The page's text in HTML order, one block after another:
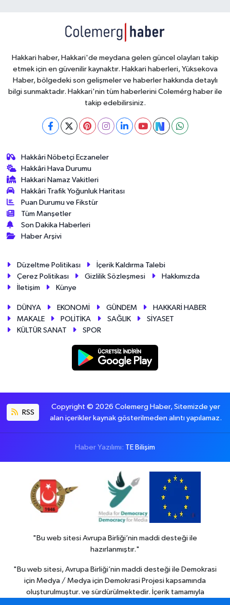
Hakkari haber, Hakkari'de meydana gelen güncel olayları takip
etmek için en güvenilir kaynaktır. Hakkari haberleri, Yüksekova
Haber, bölgedeki son gelişmeler ve haberler hakkında detaylı
bilgi sunmaktadır. Hakkari'nin tüm haberlerini Colemérg haber ile
takip edebilirsiniz.
Hakkâri Nöbetçi Eczaneler
Hakkâri Hava Durumu
Hakkari Namaz Vakitleri
Hakkâri Trafik Yoğunluk Haritası
Puan Durumu ve Fikstür
Tüm Manşetler
Son Dakika Haberleri
Haber Arşivi
Düzeltme Politikası
İçerik Kaldırma Talebi
Çerez Politikası
Gizlilik Sözleşmesi
Hakkımızda
İletişim
Künye
DÜNYA EKONOMİ GÜNDEM
HAKKARİ HABER
MAKALE
POLİTİKA SAĞLIK
SİYASET
KÜLTÜR SANAT
SPOR
RSS
Copyright © 2026 Colemerg Haber, Sitemizde yer
alan içerikler kaynak gösterilmeden alıntı yapılamaz.
Haber Yazılımı: TE Bilişim
"Bu web sitesi Avrupa Birliği’nin maddi desteği ile
hazırlanmıştır."
"Bu web sitesi, Avrupa Birliği’nin maddi desteği ile Demokrasi
için Medya / Medya için Demokrasi Projesi kapsamında
oluşturulmuştur. ve sürdürülmektedir. İçerik tamamıyla